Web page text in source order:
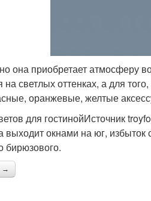
она приобретает атмосферу
на светлых оттенках, а для
оранжевые, желтые
для гостинойИсточник
выходит окнами на юг,
бирюзового.
→